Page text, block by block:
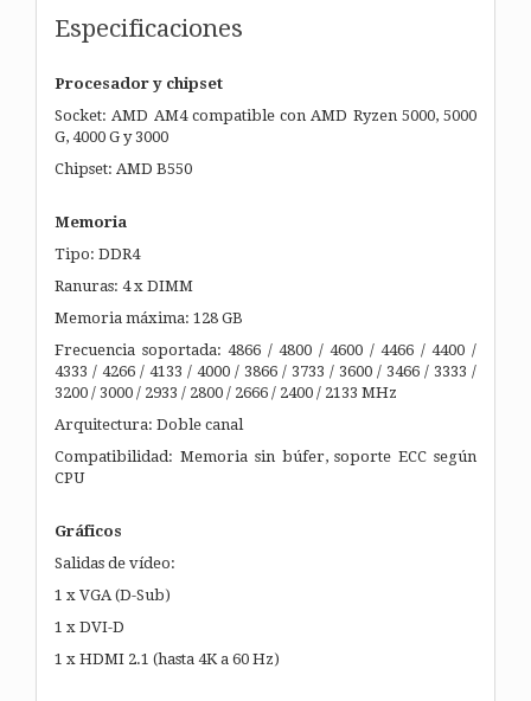
Especificaciones
Procesador y chipset
Socket: AMD AM4 compatible con AMD Ryzen 5000, 5000
G, 4000 G y 3000
Chipset: AMD B550
Memoria
Tipo: DDR4
Ranuras: 4 x DIMM
Memoria máxima: 128 GB
Frecuencia soportada: 4866 / 4800 / 4600 / 4466 / 4400 /
4333 / 4266 / 4133 / 4000 / 3866 / 3733 / 3600 / 3466 / 3333 /
3200 / 3000 / 2933 / 2800 / 2666 / 2400 / 2133 MHz
Arquitectura: Doble canal
Compatibilidad: Memoria sin búfer, soporte ECC según
CPU
Gráficos
Salidas de vídeo:
1 x VGA (D-Sub)
1 x DVI-D
1 x HDMI 2.1 (hasta 4K a 60 Hz)